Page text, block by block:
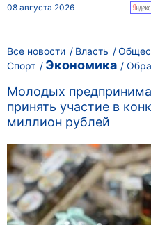
08 августа 2026
Все новости Власть
Спорт
Экономика
Молодых
принять участие в
миллион рублей